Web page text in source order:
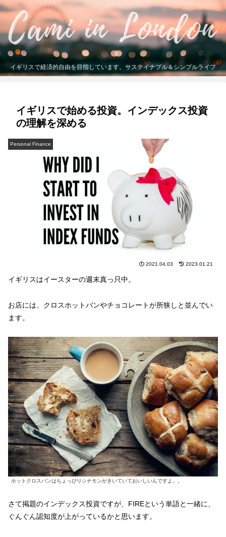
イギリスで経済的自由を目指しています。サステイナブル＆シンプルライフ
イギリスで始める投資。インデックス投資
の理解を深める
Personal Finance
2021.04.03 2023.01.21
イギリスはイースターの週末真っ只中。
お店には、クロスホットバンやチョコレートが所狭しと並んでい
ます。
ホットクロスバンはちょっぴりシナモンがきいていておいしいんですよ。。
さて掲題のインデックス投資ですが、FIREという単語と一緒に、
ぐんぐん認知度が上がっているかと思います。